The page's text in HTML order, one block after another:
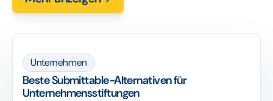
Unternehmen
Beste Submittable-Alternativen für
Unternehmensstiftungen